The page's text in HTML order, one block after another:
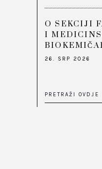
O SEKCIJI
I
26. SRP 2026